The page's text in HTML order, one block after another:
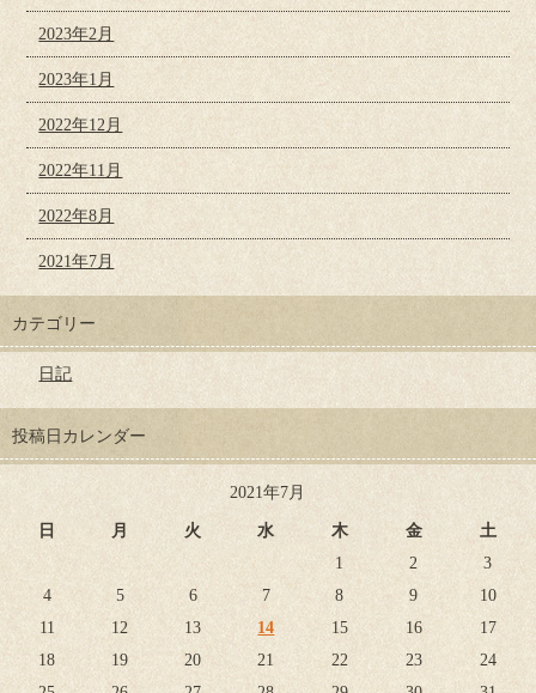
2023年2月
2023年1月
2022年12月
2022年11月
2022年8月
2021年7月
カテゴリー
日記
投稿日カレンダー
2021年7月
日 月 火 水 木 金
土
1
2
3
4
5 6 7 8 9
10
11
12 13 14 15 16
17
18
19 20 21 22 23
24